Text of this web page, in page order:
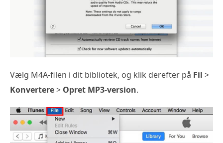
Vælg M4A-filen i dit bibliotek, og klik derefter på Fil >
Konvertere> Opret MP3-version.